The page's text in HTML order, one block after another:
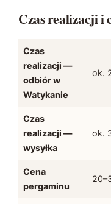
Czas realizacji i
Czas
realizacji —
odbiór w
Watykanie
ok.
Czas
realizacji —
wysyłka
ok.
Cena
pergaminu